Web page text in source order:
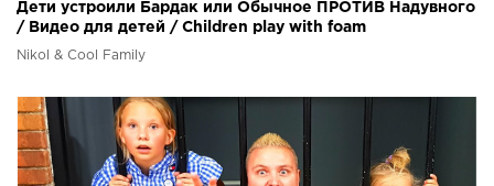
Дети устроили Бардак или Обычное ПРОТИВ Надувного
/ Видео для детей / Сhildren play with foam
Nikol & Cool Family